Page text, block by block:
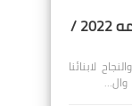
لمعرفة نتيجة الثانويه العامه 2022 /
2022 بالتوفيق والنجاح لابنائنا